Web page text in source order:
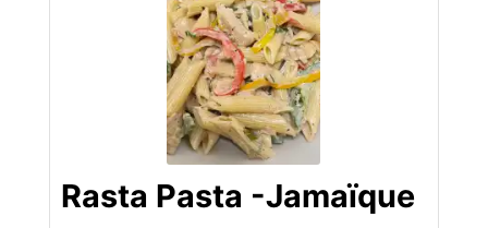
Rasta Pasta -Jamaïque